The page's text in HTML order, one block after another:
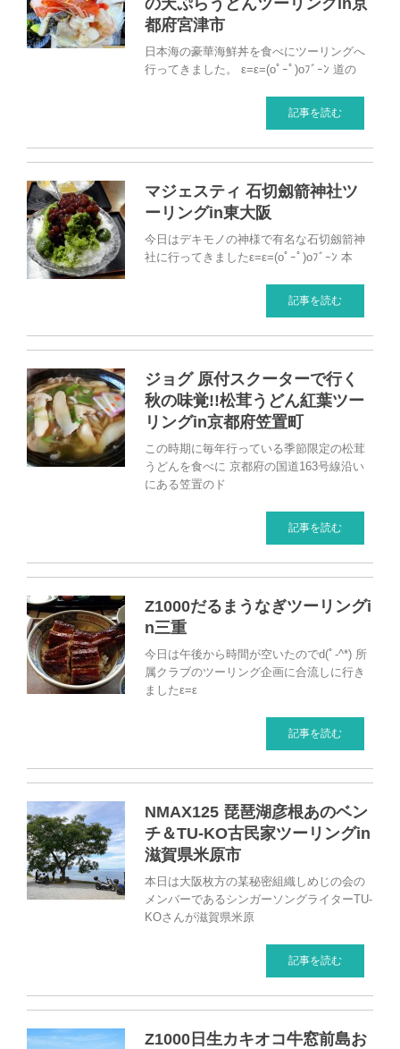
の天ぷらうどんツーリングin京
都府宮津市
日本海の豪華海鮮丼を食べにツーリングへ
行ってきました。 ε=ε=(oﾟｰﾟ)oﾌﾞｰﾝ 道の
記事を読む
マジェスティ 石切劔箭神社ツ
ーリングin東大阪
今日はデキモノの神様で有名な石切劔箭神
社に行ってきましたε=ε=(oﾟｰﾟ)oﾌﾞｰﾝ 本
記事を読む
ジョグ 原付スクーターで行く
秋の味覚!!松茸うどん紅葉ツー
リングin京都府笠置町
この時期に毎年行っている季節限定の松茸
うどんを食べに 京都府の国道163号線沿い
にある笠置のド
記事を読む
Z1000だるまうなぎツーリングi
n三重
今日は午後から時間が空いたのでd(ﾟ-^*) 所
属クラブのツーリング企画に合流しに行き
ましたε=ε
記事を読む
NMAX125 琵琶湖彦根あのベン
チ＆TU-KO古民家ツーリングin
滋賀県米原市
本日は大阪枚方の某秘密組織しめじの会の
メンバーであるシンガーソングライターTU-
KOさんが滋賀県米原
記事を読む
Z1000日生カキオコ牛窓前島お